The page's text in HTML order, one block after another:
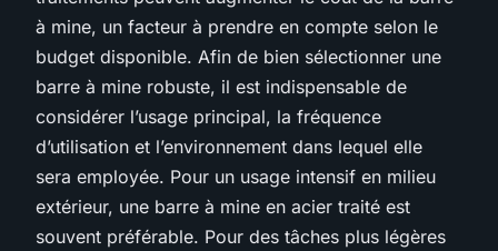
à mine, un facteur à prendre en compte selon le
budget disponible. Afin de bien sélectionner une
barre à mine robuste, il est indispensable de
considérer l’usage principal, la fréquence
d’utilisation et l’environnement dans lequel elle
sera employée. Pour un usage intensif en milieu
extérieur, une barre à mine en acier traité est
souvent préférable. Pour des tâches plus légères